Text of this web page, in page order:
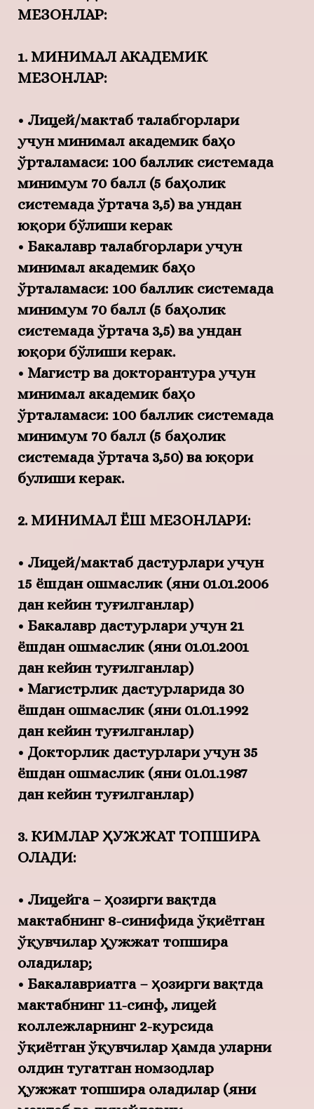
МЕЗОНЛАР:
1. МИНИМАЛ АКАДЕМИК
МЕЗОНЛАР:
• Лицей/мактаб талабгорлари
учун минимал академик баҳо
ўрталамаси: 100 баллик системада
минимум 70 балл (5 баҳолик
системада ўртача 3,5) ва ундан
юқори бўлиши керак
• Бакалавр талабгорлари учун
минимал академик баҳо
ўрталамаси: 100 баллик системада
минимум 70 балл (5 баҳолик
системада ўртача 3,5) ва ундан
юқори бўлиши керак.
• Магистр ва докторантура учун
минимал академик баҳо
ўрталамаси: 100 баллик системада
минимум 70 балл (5 баҳолик
системада ўртача 3,50) ва юқори
булиши керак.
2. МИНИМАЛ ЁШ МЕЗОНЛАРИ:
• Лицей/мактаб дастурлари учун
15 ёшдан ошмаслик (яни 01.01.2006
дан кейин туғилганлар)
• Бакалавр дастурлари учун 21
ёшдан ошмаслик (яни 01.01.2001
дан кейин туғилганлар)
• Магистрлик дастурларида 30
ёшдан ошмаслик (яни 01.01.1992
дан кейин туғилганлар)
• Докторлик дастурлари учун 35
ёшдан ошмаслик (яни 01.01.1987
дан кейин туғилганлар)
3. КИМЛАР ҲУЖЖАТ ТОПШИРА
ОЛАДИ:
• Лицейга – ҳозирги вақтда
мактабнинг 8-синифида ўқиётган
ўқувчилар ҳужжат топшира
оладилар;
• Бакалавриатга – ҳозирги вақтда
мактабнинг 11-синф, лицей
коллежларнинг 2-курсида
ўқиётган ўқувчилар ҳамда уларни
олдин тугатган номзодлар
ҳужжат топшира оладилар (яни